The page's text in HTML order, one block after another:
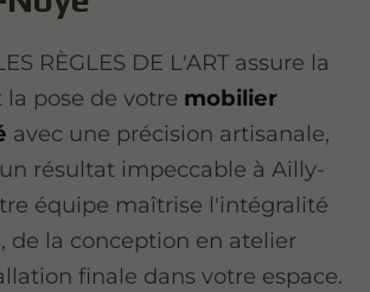
RÈGLES DE L'ART assure la
pose de votre mobilier
avec une précision artisanale,
résultat impeccable à Ailly-
équipe maîtrise l'intégralité
de la conception en atelier
finale dans votre espace.